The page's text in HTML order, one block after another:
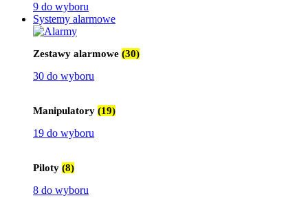
9 do wyboru
Systemy alarmowe
Zestawy alarmowe (30)
30 do wyboru
Manipulatory (19)
19 do wyboru
Piloty (8)
8 do wyboru